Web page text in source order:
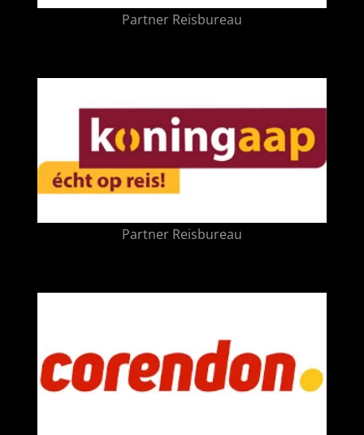
Partner Reisbureau
Partner Reisbureau